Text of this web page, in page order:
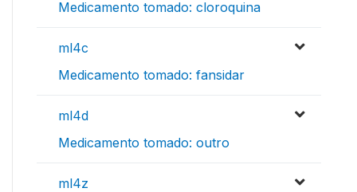
Medicamento tomado: cloroquina
ml4c
Medicamento tomado: fansidar
ml4d
Medicamento tomado: outro
ml4z